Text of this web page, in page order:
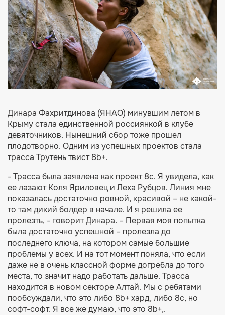
Динара Фахритдинова (ЯНАО) минувшим летом в
Крыму стала единственной россиянкой в клубе
девяточников. Нынешний сбор тоже прошел
плодотворно. Одним из успешных проектов стала
трасса Трутень твист 8b+.
- Трасса была заявлена как проект 8с. Я увидела, как
ее лазают Коля Яриловец и Леха Рубцов. Линия мне
показалась достаточно ровной, красивой – не какой-
то там дикий болдер в начале. И я решила ее
пролезть, - говорит Динара. – Первая моя попытка
была достаточно успешной – пролезла до
последнего ключа, на котором самые большие
проблемы у всех. И на тот момент поняла, что если
даже не в очень классной форме догребла до того
места, то значит надо работать дальше. Трасса
находится в новом секторе Алтай. Мы с ребятами
пообсуждали, что это либо 8b+ хард, либо 8с, но
софт-софт. Я все же думаю, что это 8b+,.